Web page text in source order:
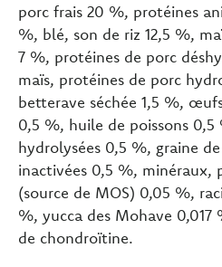
porc frais 20 %, protéines
%, blé, son de riz 12,5 %,
7 %, protéines de porc
maïs, protéines de porc
betterave séchée 1,5 %,
0,5 %, huile de poissons
hydrolysées 0,5 %, graine
inactivées 0,5 %, minéraux,
(source de MOS) 0,05 %,
%, yucca des Mohave
de chondroïtine.